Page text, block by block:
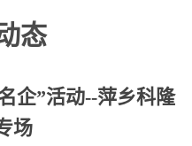
态
企”活动--萍乡科隆
场